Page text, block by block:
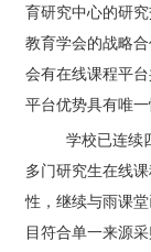
育研究中心的研
教育学会的战略
会有在线课程平
平台优势具有唯一
学校已连续
多门研究生在线课
性，继续与雨课
目符合单一来源